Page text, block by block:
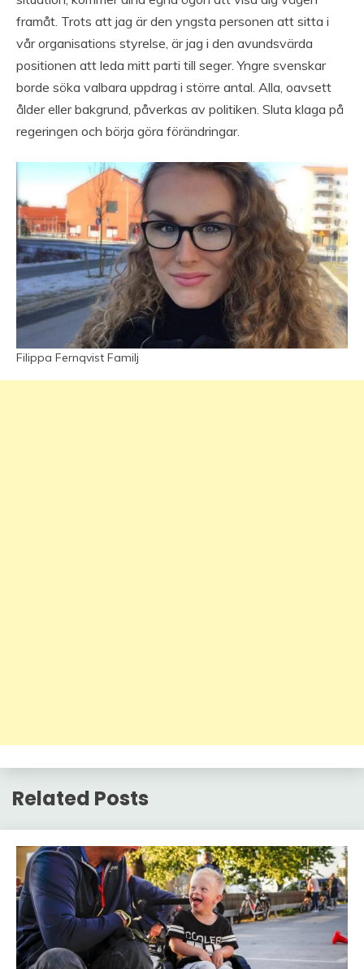
framåt. Trots att jag är den yngsta personen att sitta i
vår organisations styrelse, är jag i den avundsvärda
positionen att leda mitt parti till seger. Yngre svenskar
borde söka valbara uppdrag i större antal. Alla, oavsett
ålder eller bakgrund, påverkas av politiken. Sluta klaga på
regeringen och börja göra förändringar.
Filippa Fernqvist Familj
Related Posts